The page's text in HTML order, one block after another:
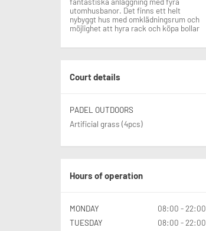
utomhusbanor. Det finns ett helt
nybyggt hus med omklädningsrum och
möjlighet att hyra rack och köpa bollar
Court details
PADEL OUTDOORS
Artificial grass (4pcs)
Hours of operation
MONDAY
08:00 - 22:00
TUESDAY
08:00 - 22:00